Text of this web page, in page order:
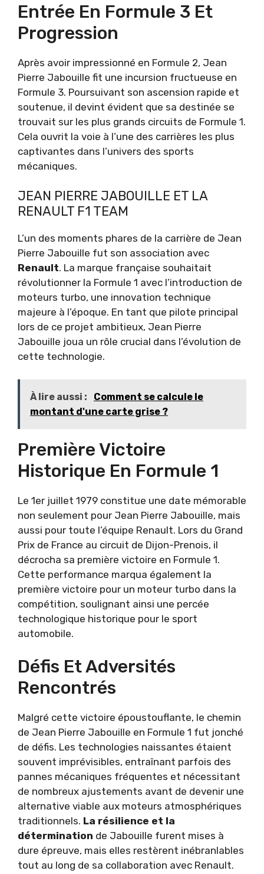
Entrée En Formule 3 Et
Progression
Après avoir impressionné en Formule 2, Jean
Pierre Jabouille fit une incursion fructueuse en
Formule 3. Poursuivant son ascension rapide et
soutenue, il devint évident que sa destinée se
trouvait sur les plus grands circuits de Formule 1.
Cela ouvrit la voie à l’une des carrières les plus
captivantes dans l’univers des sports
mécaniques.
JEAN PIERRE JABOUILLE ET LA
RENAULT F1 TEAM
L’un des moments phares de la carrière de Jean
Pierre Jabouille fut son association avec
Renault. La marque française souhaitait
révolutionner la Formule 1 avec l’introduction de
moteurs turbo, une innovation technique
majeure à l’époque. En tant que pilote principal
lors de ce projet ambitieux, Jean Pierre
Jabouille joua un rôle crucial dans l’évolution de
cette technologie.
À lire aussi :
Comment se calcule le
montant d'une carte grise ?
Première Victoire
Historique En Formule 1
Le 1er juillet 1979 constitue une date mémorable
non seulement pour Jean Pierre Jabouille, mais
aussi pour toute l’équipe Renault. Lors du Grand
Prix de France au circuit de Dijon-Prenois, il
décrocha sa première victoire en Formule 1.
Cette performance marqua également la
première victoire pour un moteur turbo dans la
compétition, soulignant ainsi une percée
technologique historique pour le sport
automobile.
Défis Et Adversités
Rencontrés
Malgré cette victoire époustouflante, le chemin
de Jean Pierre Jabouille en Formule 1 fut jonché
de défis. Les technologies naissantes étaient
souvent imprévisibles, entraînant parfois des
pannes mécaniques fréquentes et nécessitant
de nombreux ajustements avant de devenir une
alternative viable aux moteurs atmosphériques
traditionnels. La résilience et la
détermination de Jabouille furent mises à
dure épreuve, mais elles restèrent inébranlables
tout au long de sa collaboration avec Renault.